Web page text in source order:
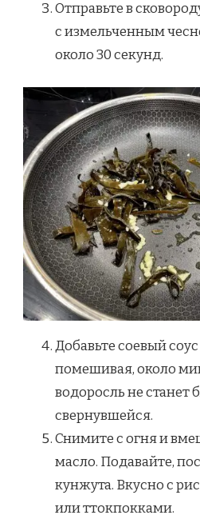
Отправьте в
с измельченным
около 30 секунд.
Добавьте соевый
помешивая, около
водоросль не станет
свернувшейся.
Снимите с огня и
масло. Подавайте,
кунжута. Вкусно с
или ттокпокками.